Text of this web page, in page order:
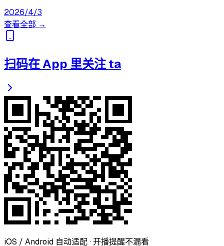
2026/4/3
查看全部 →
扫码在 App 里关注 ta
iOS / Android 自动适配 · 开播提醒不漏看